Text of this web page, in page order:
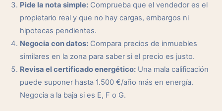
Pide la nota simple: Comprueba que el vendedor es el
propietario real y que no hay cargas, embargos ni
hipotecas pendientes.
Negocia con datos: Compara precios de inmuebles
similares en la zona para saber si el precio es justo.
Revisa el certificado energético: Una mala calificación
puede suponer hasta 1.500 €/año más en energía.
Negocia a la baja si es E, F o G.